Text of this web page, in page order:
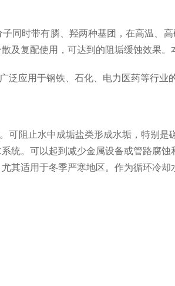
同时带有膦、羟两种基团，在高温、
及复配使用，可达到的阻垢缓蚀效果
应用于钢铁、石化、电力医药等行
阻止水中成垢盐类形成水垢，特别
统。可以起到减少金属设备或管路腐
其适用于冬季严寒地区。作为循环冷